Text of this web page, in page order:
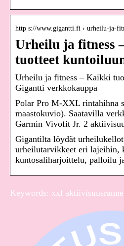
http s://www.gigantti.fi › urheilu-ja-
Urheilu ja fitness
tuotteet
Urheilu ja fitness – Kaikki
Gigantti verkkokauppa
Polar Pro M-XXL rintahihna
maastokuvio). Saatavilla
Garmin Vivofit Jr. 2
Gigantilta löydät
urheilutarvikkeet eri lajeihin,
kuntosaliharjoittelu, palloilu
Keywords: xxl